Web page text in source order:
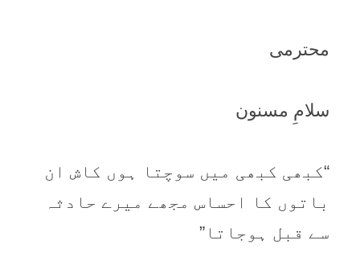
محترمی
سلامِ مسنون
“کبھی کبھی میں سوچتا ہوں کاش ان
باتوں کا احساس مجھے میرے حادثہ
سے قبل ہوجاتا”